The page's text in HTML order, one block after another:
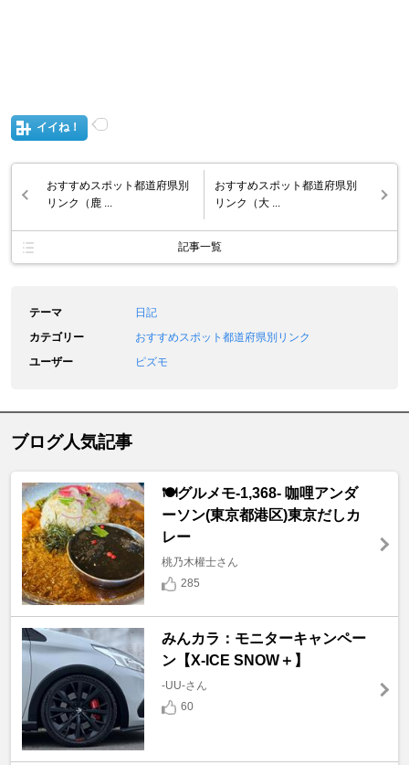
イイね！
おすすめスポット都道府県別
リンク（鹿 ...
おすすめスポット都道府県別
リンク（大 ...
記事一覧
テーマ
日記
カテゴリー
おすすめスポット都道府県別リンク
ユーザー
ピズモ
ブログ人気記事
🍽️グルメモ-1,368- 咖哩アンダ
ーソン(東京都港区)東京だしカ
レー
桃乃木權士さん
285
みんカラ：モニターキャンペー
ン【X-ICE SNOW＋】
-UU-さん
60